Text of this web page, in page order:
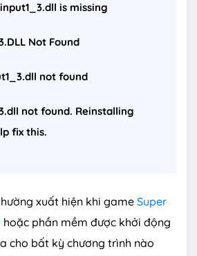
is missing
Not Found
not found
not found. Reinstalling
fix this.
xuất hiện khi game Super
hoặc phần mềm được khởi động
cho bất kỳ chương trình nào